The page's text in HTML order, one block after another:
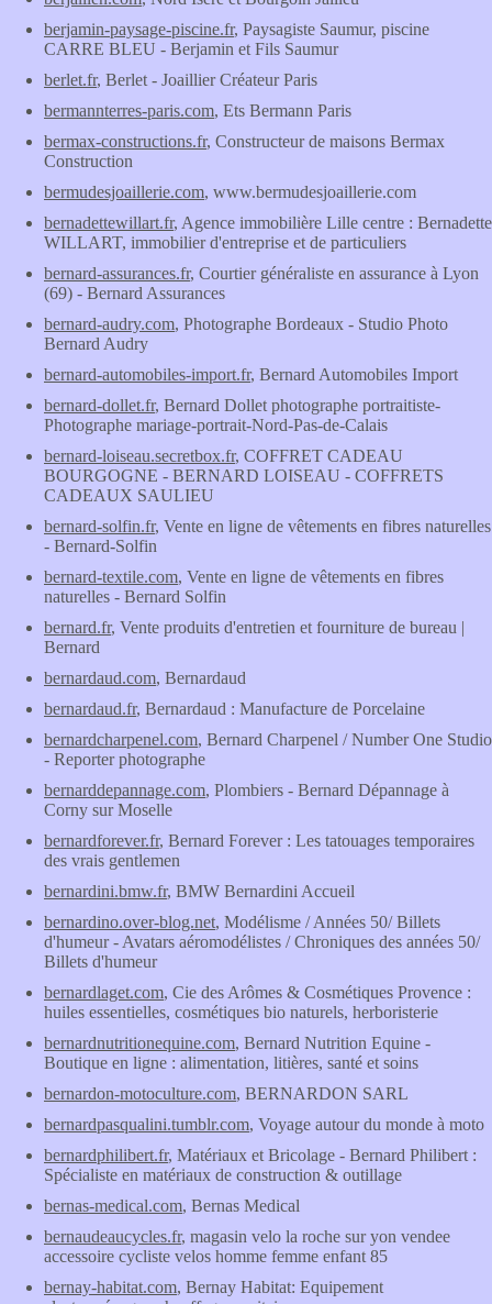
berjamin-paysage-piscine.fr, Paysagiste Saumur, piscine
CARRE BLEU - Berjamin et Fils Saumur
berlet.fr, Berlet - Joaillier Créateur Paris
bermannterres-paris.com, Ets Bermann Paris
bermax-constructions.fr, Constructeur de maisons Bermax
Construction
bermudesjoaillerie.com, www.bermudesjoaillerie.com
bernadettewillart.fr, Agence immobilière Lille centre : Bernadette
WILLART, immobilier d'entreprise et de particuliers
bernard-assurances.fr, Courtier généraliste en assurance à Lyon
(69) - Bernard Assurances
bernard-audry.com, Photographe Bordeaux - Studio Photo
Bernard Audry
bernard-automobiles-import.fr, Bernard Automobiles Import
bernard-dollet.fr, Bernard Dollet photographe portraitiste-
Photographe mariage-portrait-Nord-Pas-de-Calais
bernard-loiseau.secretbox.fr, COFFRET CADEAU
BOURGOGNE - BERNARD LOISEAU - COFFRETS
CADEAUX SAULIEU
bernard-solfin.fr, Vente en ligne de vêtements en fibres naturelles
- Bernard-Solfin
bernard-textile.com, Vente en ligne de vêtements en fibres
naturelles - Bernard Solfin
bernard.fr, Vente produits d'entretien et fourniture de bureau |
Bernard
bernardaud.com, Bernardaud
bernardaud.fr, Bernardaud : Manufacture de Porcelaine
bernardcharpenel.com, Bernard Charpenel / Number One Studio
- Reporter photographe
bernarddepannage.com, Plombiers - Bernard Dépannage à
Corny sur Moselle
bernardforever.fr, Bernard Forever : Les tatouages temporaires
des vrais gentlemen
bernardini.bmw.fr, BMW Bernardini Accueil
bernardino.over-blog.net, Modélisme / Années 50/ Billets
d'humeur - Avatars aéromodélistes / Chroniques des années 50/
Billets d'humeur
bernardlaget.com, Cie des Arômes & Cosmétiques Provence :
huiles essentielles, cosmétiques bio naturels, herboristerie
bernardnutritionequine.com, Bernard Nutrition Equine -
Boutique en ligne : alimentation, litières, santé et soins
bernardon-motoculture.com, BERNARDON SARL
bernardpasqualini.tumblr.com, Voyage autour du monde à moto
bernardphilibert.fr, Matériaux et Bricolage - Bernard Philibert :
Spécialiste en matériaux de construction & outillage
bernas-medical.com, Bernas Medical
bernaudeaucycles.fr, magasin velo la roche sur yon vendee
accessoire cycliste velos homme femme enfant 85
bernay-habitat.com, Bernay Habitat: Equipement